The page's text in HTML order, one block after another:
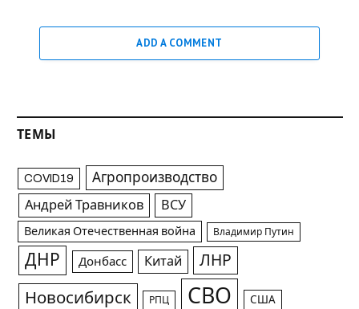
ADD A COMMENT
ТЕМЫ
COVID19 Агропроизводство
Андрей Травников ВСУ
Великая Отечественная война Владимир Путин
ДНР Донбасс Китай ЛНР
Новосибирск РПЦ СВО США